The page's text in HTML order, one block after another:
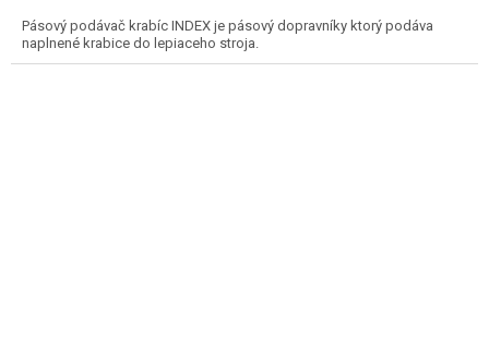
Pásový podávač krabíc INDEX je pásový dopravníky ktorý podáva
naplnené krabice do lepiaceho stroja.